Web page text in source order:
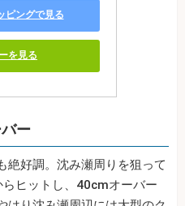
ピングで見る
を見る
ー
絶好調。沈み瀬周りを狙って
ヒットし、40cmオーバー